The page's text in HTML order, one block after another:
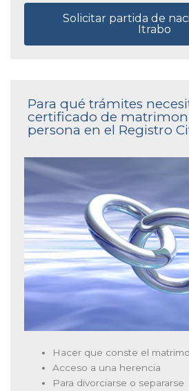
Solicitar partida de
Itrabo
Para qué trámites
certificado de
persona en el Registro
Hacer que conste el
Acceso a una herencia
Para divorciarse o separarse